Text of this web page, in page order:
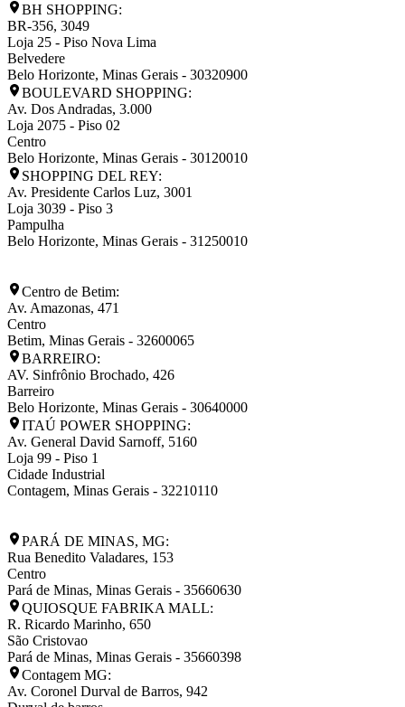
BH SHOPPING:
BR-356, 3049
Loja 25 - Piso Nova Lima
Belvedere
Belo Horizonte, Minas Gerais - 30320900
BOULEVARD SHOPPING:
Av. Dos Andradas, 3.000
Loja 2075 - Piso 02
Centro
Belo Horizonte, Minas Gerais - 30120010
SHOPPING DEL REY:
Av. Presidente Carlos Luz, 3001
Loja 3039 - Piso 3
Pampulha
Belo Horizonte, Minas Gerais - 31250010
Centro de Betim:
Av. Amazonas, 471
Centro
Betim, Minas Gerais - 32600065
BARREIRO:
AV. Sinfrônio Brochado, 426
Barreiro
Belo Horizonte, Minas Gerais - 30640000
ITAÚ POWER SHOPPING:
Av. General David Sarnoff, 5160
Loja 99 - Piso 1
Cidade Industrial
Contagem, Minas Gerais - 32210110
PARÁ DE MINAS, MG:
Rua Benedito Valadares, 153
Centro
Pará de Minas, Minas Gerais - 35660630
QUIOSQUE FABRIKA MALL:
R. Ricardo Marinho, 650
São Cristovao
Pará de Minas, Minas Gerais - 35660398
Contagem MG:
Av. Coronel Durval de Barros, 942